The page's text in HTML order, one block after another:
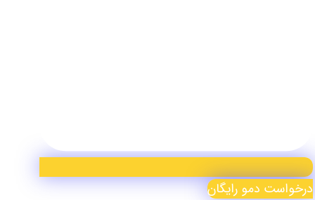
درخواست دمو رایگان